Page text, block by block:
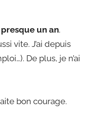
un an.
vite. J’ai depuis
De plus, je n’ai
bon courage.